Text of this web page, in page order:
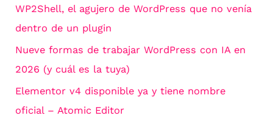
a
r
p
o
WP2Shell, el agujero de WordPress que no venía
dentro de un plugin
Nueve formas de trabajar WordPress con IA en
2026 (y cuál es la tuya)
Elementor v4 disponible ya y tiene nombre
oficial – Atomic Editor